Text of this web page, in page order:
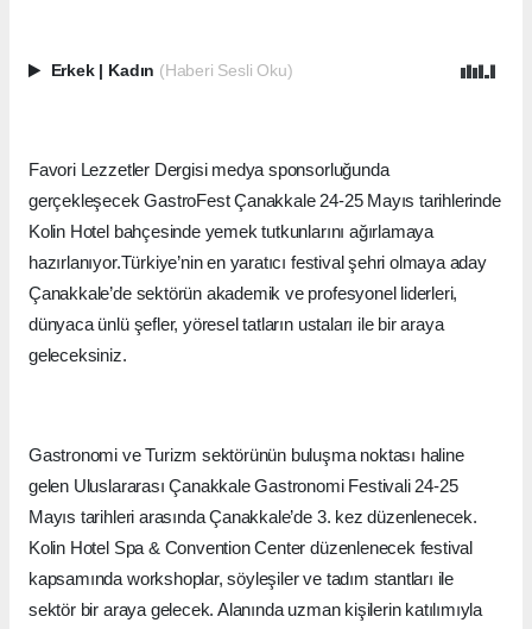
Erkek Kadın (Haberi Sesli Oku)
Favori Lezzetler Dergisi medya sponsorluğunda
gerçekleşecek GastroFest Çanakkale 24-25 Mayıs tarihlerinde
Kolin Hotel bahçesinde yemek tutkunlarını ağırlamaya
hazırlanıyor.Türkiye’nin en yaratıcı festival şehri olmaya aday
Çanakkale’de sektörün akademik ve profesyonel liderleri,
dünyaca ünlü şefler, yöresel tatların ustaları ile bir araya
geleceksiniz.
Gastronomi ve Turizm sektörünün buluşma noktası haline
gelen Uluslararası Çanakkale Gastronomi Festivali 24-25
Mayıs tarihleri arasında Çanakkale’de 3. kez düzenlenecek.
Kolin Hotel Spa & Convention Center düzenlenecek festival
kapsamında workshoplar, söyleşiler ve tadım stantları ile
sektör bir araya gelecek. Alanında uzman kişilerin katılımıyla